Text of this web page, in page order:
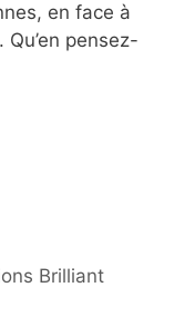
en face à
pensez-
Brilliant